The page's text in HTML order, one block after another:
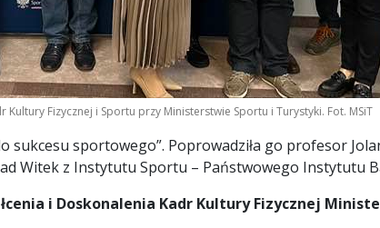
Kultury Fizycznej i Sportu przy Ministerstwie Sportu i Turystyki. Fot. MSiT
sukcesu sportowego”. Poprowadziła go profesor
Witek z Instytutu Sportu – Państwowego Instytutu
i Doskonalenia Kadr Kultury Fizycznej